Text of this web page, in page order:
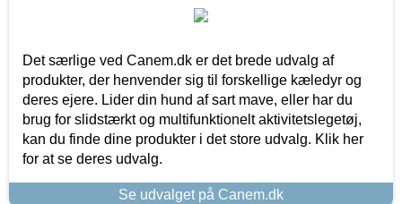
Det særlige ved Canem.dk er det brede udvalg af
produkter, der henvender sig til forskellige kæledyr og
deres ejere. Lider din hund af sart mave, eller har du
brug for slidstærkt og multifunktionelt aktivitetslegetøj,
kan du finde dine produkter i det store udvalg. Klik her
for at se deres udvalg.
Se udvalget på Canem.dk